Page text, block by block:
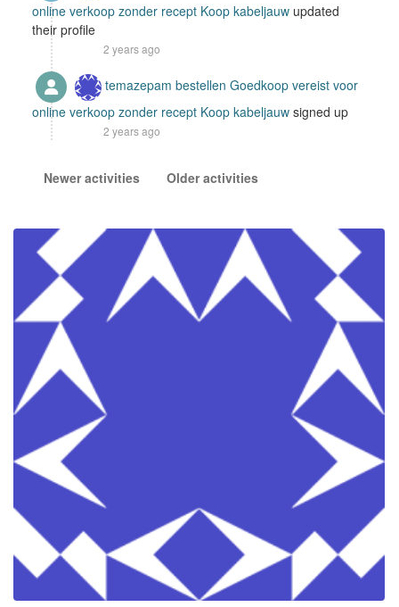
online verkoop zonder recept Koop kabeljauw updated
their profile
2 years ago
temazepam bestellen Goedkoop vereist voor
online verkoop zonder recept Koop kabeljauw signed up
2 years ago
Newer activities Older activities